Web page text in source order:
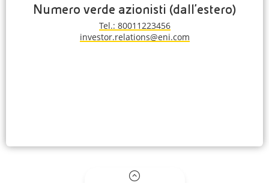
Numero verde azionisti (dall'estero)
Tel.: 80011223456
investor.relations@eni.com